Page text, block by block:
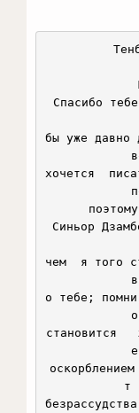
бы уже давно
хочется
чем  я того
о тебе;
становится
т